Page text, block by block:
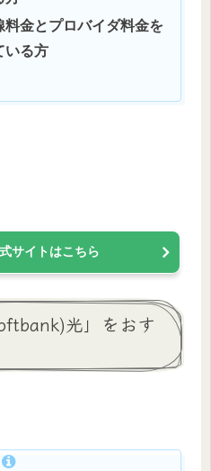
料金とプロバイダ料金を
いる方
サイトはこちら
光」をおす